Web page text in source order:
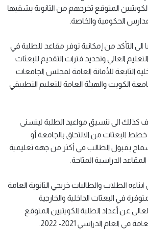
المتوقع تخرجهم من الثانوية بشقيها
الحكومية والخاصة.
التأكد من إمكانية توفر مقاعد للطلبة في
العالي وتحديد فترات التقديم للبعثات
التابعة للأمانة العامة لمجلس الجامعات
الكويت والهيئة العامة للتعليم التطبيقي
كذلك الى تنسيق مواعيد الطلبة ليتسنى
البعثات من الالتحاق بالجامعة أو
بقبول الطالب في أكثر من جهة تعليمية
الدراسية المتاحة.
الطلاب والطالبات خريجي الثانوية العامة
في البعثات الداخلية والخارجية
عن أعداد الطلبة الكويتيين المتوقع
العام الدراسي 2021- 2022.